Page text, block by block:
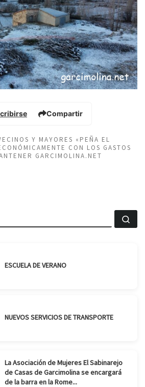
Compartir
Y MAYORES «PEÑA EL
CON LOS GASTOS
GARCIMOLINA.NET
ESCUELA DE VERANO
NUEVOS SERVICIOS DE TRANSPORTE
La Asociación de Mujeres El Sabinarejo
de Casas de Garcimolina se encargará
de la barra en la Rome...